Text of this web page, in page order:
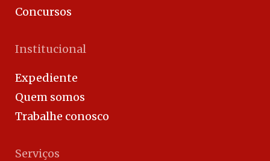
Concursos
Institucional
Expediente
Quem somos
Trabalhe conosco
Serviços